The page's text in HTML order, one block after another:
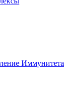
Иммунитета